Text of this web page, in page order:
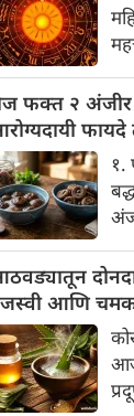
या
फक्त २
१.
करते.
आणि
घ्या